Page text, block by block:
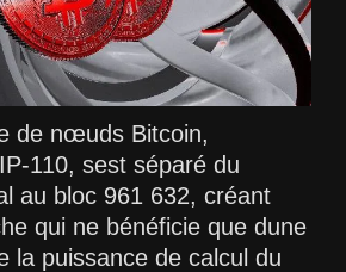
de nœuds Bitcoin,
110, sest séparé du
au bloc 961 632, créant
qui ne bénéficie que dune
la puissance de calcul du